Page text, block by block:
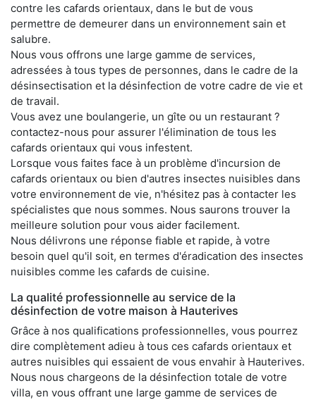
contre les cafards orientaux, dans le but de vous
permettre de demeurer dans un environnement sain et
salubre.
Nous vous offrons une large gamme de services,
adressées à tous types de personnes, dans le cadre de la
désinsectisation et la désinfection de votre cadre de vie et
de travail.
Vous avez une boulangerie, un gîte ou un restaurant ?
contactez-nous pour assurer l'élimination de tous les
cafards orientaux qui vous infestent.
Lorsque vous faites face à un problème d'incursion de
cafards orientaux ou bien d'autres insectes nuisibles dans
votre environnement de vie, n'hésitez pas à contacter les
spécialistes que nous sommes. Nous saurons trouver la
meilleure solution pour vous aider facilement.
Nous délivrons une réponse fiable et rapide, à votre
besoin quel qu'il soit, en termes d'éradication des insectes
nuisibles comme les cafards de cuisine.
La qualité professionnelle au service de la
désinfection de votre maison à Hauterives
Grâce à nos qualifications professionnelles, vous pourrez
dire complètement adieu à tous ces cafards orientaux et
autres nuisibles qui essaient de vous envahir à Hauterives.
Nous nous chargeons de la désinfection totale de votre
villa, en vous offrant une large gamme de services de